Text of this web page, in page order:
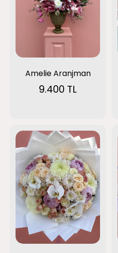
Amelie Aranjman
9.400 TL